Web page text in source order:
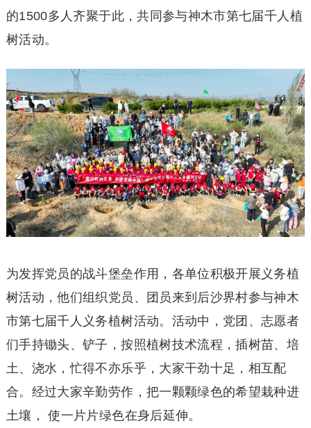
的1500多人齐聚于此，共同参与神木市第七届千人植
树活动。
为发挥党员的战斗堡垒作用，各单位积极开展义务植
树活动，他们组织党员、团员来到后沙界村参与神木
市第七届千人义务植树活动。活动中，党团、志愿者
们手持锄头、铲子，按照植树技术流程，插树苗、培
土、浇水，忙得不亦乐乎，大家干劲十足，相互配
合。经过大家辛勤劳作，把一颗颗绿色的希望栽种进
土壤， 使一片片绿色在身后延伸。